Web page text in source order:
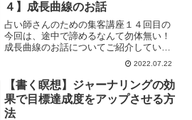
４】成長曲線のお話
占い師さんのための集客講座１４回目の
今回は、途中で諦めるなんて勿体無い！
成長曲線のお話についてご紹介していき
2022.07.22
【書く瞑想】ジャーナリングの効
果で目標達成度をアップさせる方
法